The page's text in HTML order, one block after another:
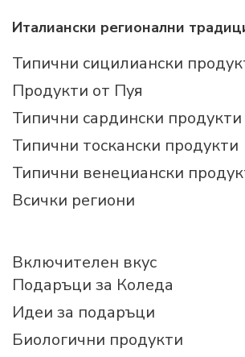
Типични сицилиански
Продукти от Пуя
Типични сардински продукти
Типични тоскански продукти
Типични венециански
Всички региони
Включителен вкус
Подаръци за Коледа
Идеи за подаръци
Биологични продукти